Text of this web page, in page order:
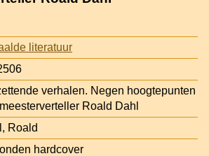
literatuur
verhalen. Negen hoogtepunten
Roald Dahl
Roald
hardcover